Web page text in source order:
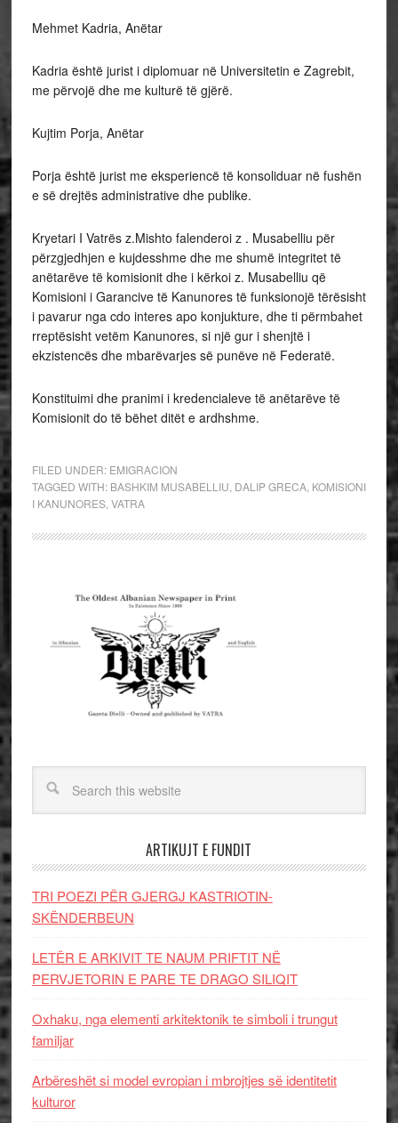
Mehmet Kadria, Anëtar
Kadria është jurist i diplomuar në Universitetin e Zagrebit,
me përvojë dhe me kulturë të gjërë.
Kujtim Porja, Anëtar
Porja është jurist me eksperiencë të konsoliduar në fushën
e së drejtës administrative dhe publike.
Kryetari I Vatrës z.Mishto falenderoi z . Musabelliu për
përzgjedhjen e kujdesshme dhe me shumë integritet të
anëtarëve të komisionit dhe i kërkoi z. Musabelliu që
Komisioni i Garancive të Kanunores të funksionojë tërësisht
i pavarur nga cdo interes apo konjukture, dhe ti përmbahet
rreptësisht vetëm Kanunores, si një gur i shenjtë i
ekzistencës dhe mbarëvarjes së punëve në Federatë.
Konstituimi dhe pranimi i kredencialeve të anëtarëve të
Komisionit do të bëhet ditët e ardhshme.
FILED UNDER: EMIGRACION
TAGGED WITH: BASHKIM MUSABELLIU DALIP GRECA, KOMISIONI
I KANUNORES, VATRA
ARTIKUJT E FUNDIT
TRI POEZI PËR GJERGJ KASTRIOTIN-
SKËNDERBEUN
LETËR E ARKIVIT TE NAUM PRIFTIT NË
PERVJETORIN E PARE TE DRAGO SILIQIT
Oxhaku, nga elementi arkitektonik te simboli i trungut
familjar
Arbëreshët si model evropian i mbrojtjes së identitetit
kulturor